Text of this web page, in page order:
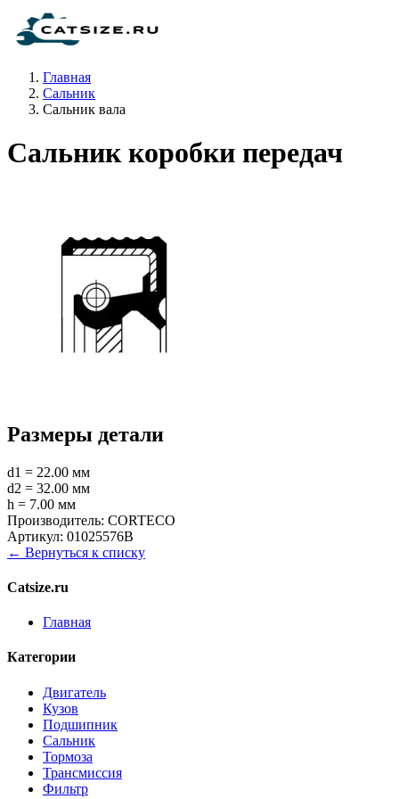
Главная
Сальник
Сальник вала
Сальник коробки передач
Размеры детали
d1 = 22.00 мм
d2 = 32.00 мм
h = 7.00 мм
Производитель: CORTECO
Артикул: 01025576B
← Вернуться к списку
Catsize.ru
Главная
Категории
Двигатель
Кузов
Подшипник
Сальник
Тормоза
Трансмиссия
Фильтр